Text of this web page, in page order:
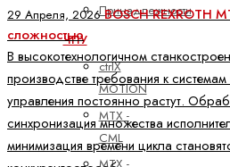
Принадлежности
ЧПУ
ctrlX
MOTION
MTX -
CML
29 Апреля, 2026BOSCH REXROTH
сложностью
В высокотехнологичном
производстве требования к
управления постоянно растут.
синхронизация множества
минимизация времени цикла